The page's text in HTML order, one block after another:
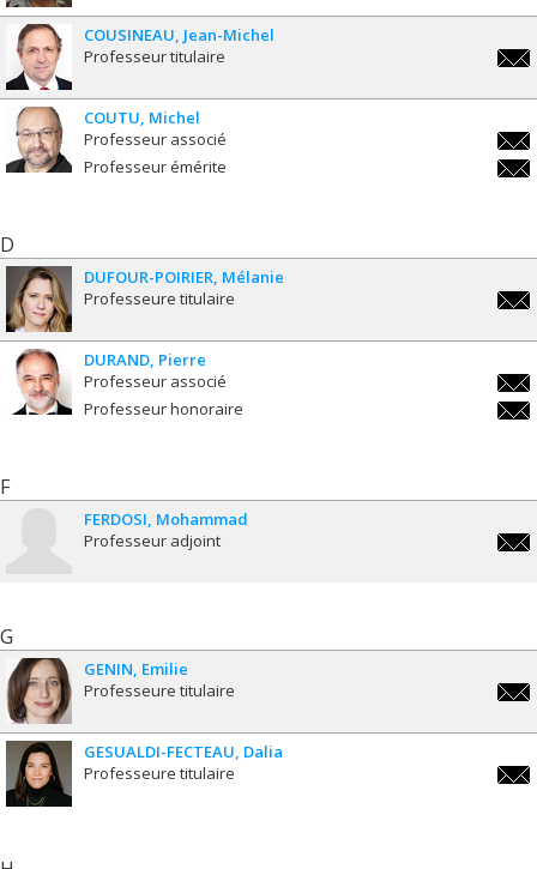
COUSINEAU Jean-Michel
Professeur titulaire
COUTU Michel
Professeur associé
Professeur émérite
D
DUFOUR-POIRIER Mélanie
Professeure titulaire
DURAND Pierre
Professeur associé
Professeur honoraire
F
FERDOSI Mohammad
Professeur adjoint
G
GENIN Emilie
Professeure titulaire
GESUALDI-FECTEAU Dalia
Professeure titulaire